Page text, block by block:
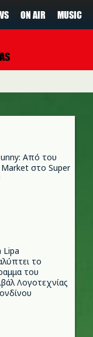
ON AIR MUSIC
Από του
Market στο Super
Lipa
το
του
Λογοτεχνίας